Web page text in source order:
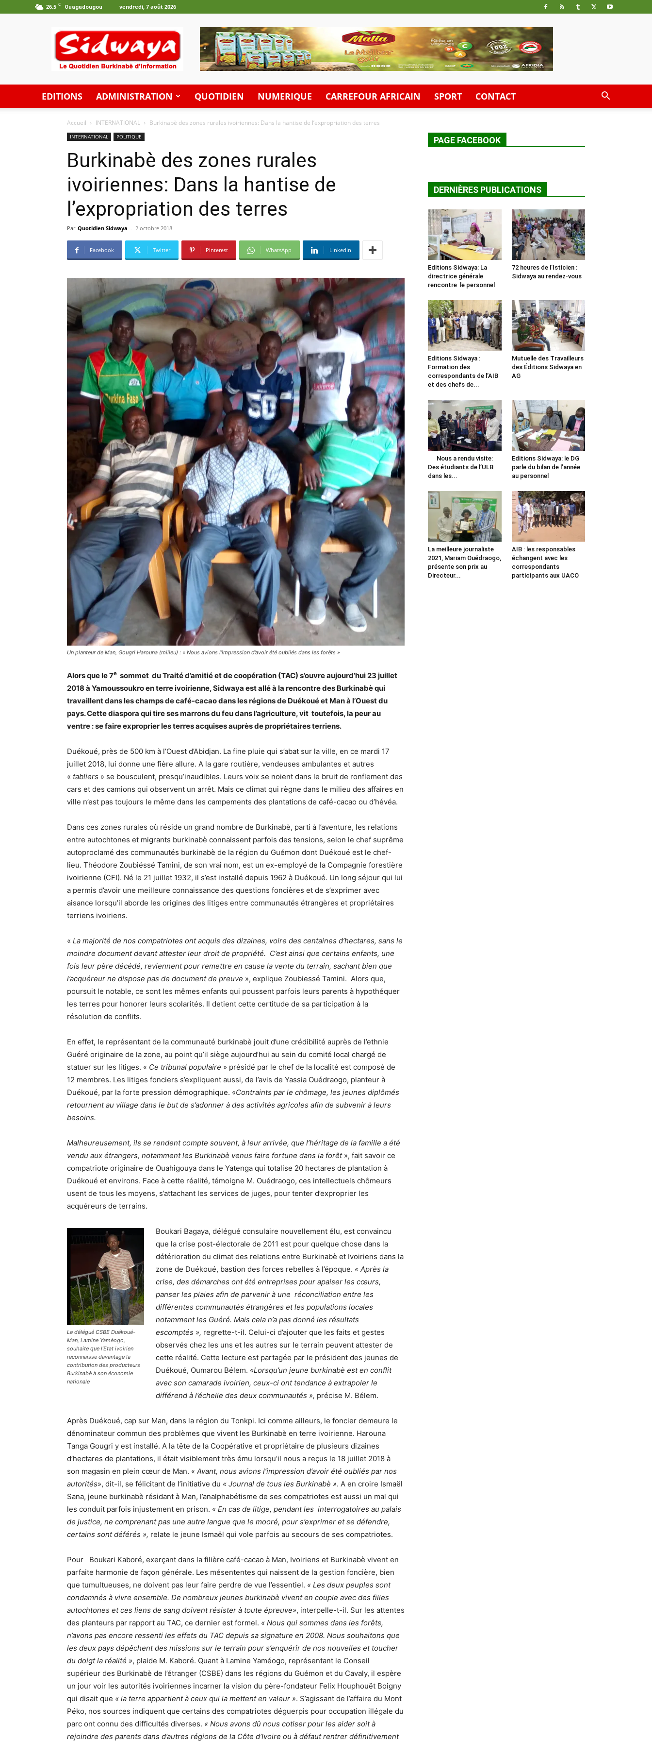
26.5 C Ouagadougou vendredi, 7 août 2026
Les
Editions
Sidwaya
EDITIONS ADMINISTRATION QUOTIDIEN NUMERIQUE CARREFOUR AFRICAIN SPORT CONTACT
Accueil INTERNATIONAL Burkinabè des zones rurales ivoiriennes: Dans la hantise de l’expropriation des terres
INTERNATIONAL POLITIQUE
Burkinabè des zones rurales
ivoiriennes: Dans la hantise de
l’expropriation des terres
Par Quotidien Sidwaya - 2 octobre 2018
Facebook Twitter Pinterest WhatsApp Linkedin
Un planteur de Man, Gougri Harouna (milieu) : « Nous avions l’impression d’avoir été oubliés dans les forêts »
Alors que le 7e sommet du Traité d’amitié et de coopération (TAC) s’ouvre aujourd’hui 23 juillet
2018 à Yamoussoukro en terre ivoirienne, Sidwaya est allé à la rencontre des Burkinabè qui
travaillent dans les champs de café-cacao dans les régions de Duékoué et Man à l’Ouest du
pays. Cette diaspora qui tire ses marrons du feu dans l’agriculture, vit toutefois, la peur au
ventre : se faire exproprier les terres acquises auprès de propriétaires terriens.
Duékoué, près de 500 km à l’Ouest d’Abidjan. La fine pluie qui s’abat sur la ville, en ce mardi 17
juillet 2018, lui donne une fière allure. A la gare routière, vendeuses ambulantes et autres
« tabliers » se bousculent, presqu’inaudibles. Leurs voix se noient dans le bruit de ronflement des
cars et des camions qui observent un arrêt. Mais ce climat qui règne dans le milieu des affaires en
ville n’est pas toujours le même dans les campements des plantations de café-cacao ou d’hévéa.
Dans ces zones rurales où réside un grand nombre de Burkinabè, parti à l’aventure, les relations
entre autochtones et migrants burkinabè connaissent parfois des tensions, selon le chef suprême
autoproclamé des communautés burkinabè de la région du Guémon dont Duékoué est le chef-
lieu. Théodore Zoubiéssé Tamini, de son vrai nom, est un ex-employé de la Compagnie forestière
ivoirienne (CFI). Né le 21 juillet 1932, il s’est installé depuis 1962 à Duékoué. Un long séjour qui lui
a permis d’avoir une meilleure connaissance des questions foncières et de s’exprimer avec
aisance lorsqu’il aborde les origines des litiges entre communautés étrangères et propriétaires
terriens ivoiriens.
« La majorité de nos compatriotes ont acquis des dizaines, voire des centaines d’hectares, sans le
moindre document devant attester leur droit de propriété. C’est ainsi que certains enfants, une
fois leur père décédé, reviennent pour remettre en cause la vente du terrain, sachant bien que
l’acquéreur ne dispose pas de document de preuve », explique Zoubiessé Tamini. Alors que,
poursuit le notable, ce sont les mêmes enfants qui poussent parfois leurs parents à hypothéquer
les terres pour honorer leurs scolarités. Il detient cette certitude de sa participation à la
résolution de conflits.
En effet, le représentant de la communauté burkinabè jouit d’une crédibilité auprès de l’ethnie
Guéré originaire de la zone, au point qu’il siège aujourd’hui au sein du comité local chargé de
statuer sur les litiges. « Ce tribunal populaire » présidé par le chef de la localité est composé de
12 membres. Les litiges fonciers s’expliquent aussi, de l’avis de Yassia Ouédraogo, planteur à
Duékoué, par la forte pression démographique. «Contraints par le chômage, les jeunes diplômés
retournent au village dans le but de s’adonner à des activités agricoles afin de subvenir à leurs
besoins.
Malheureusement, ils se rendent compte souvent, à leur arrivée, que l’héritage de la famille a été
vendu aux étrangers, notamment les Burkinabè venus faire fortune dans la forêt», fait savoir ce
compatriote originaire de Ouahigouya dans le Yatenga qui totalise 20 hectares de plantation à
Duékoué et environs. Face à cette réalité, témoigne M. Ouédraogo, ces intellectuels chômeurs
usent de tous les moyens, s’attachant les services de juges, pour tenter d’exproprier les
acquéreurs de terrains.
Le délégué CSBE Duékoué-
Man, Lamine Yaméogo,
souhaite que l’Etat ivoirien
reconnaisse davantage la
contribution des producteurs
Burkinabè à son économie
nationale
Boukari Bagaya, délégué consulaire nouvellement élu, est convaincu
que la crise post-électorale de 2011 est pour quelque chose dans la
détérioration du climat des relations entre Burkinabè et Ivoiriens dans la
zone de Duékoué, bastion des forces rebelles à l’époque. « Après la
crise, des démarches ont été entreprises pour apaiser les cœurs,
panser les plaies afin de parvenir à une réconciliation entre les
différentes communautés étrangères et les populations locales
notamment les Guéré. Mais cela n’a pas donné les résultats
escomptés », regrette-t-il. Celui-ci d’ajouter que les faits et gestes
observés chez les uns et les autres sur le terrain peuvent attester de
cette réalité. Cette lecture est partagée par le président des jeunes de
Duékoué, Oumarou Bélem. «Lorsqu’un jeune burkinabè est en conflit
avec son camarade ivoirien, ceux-ci ont tendance à extrapoler le
différend à l’échelle des deux communautés », précise M. Bélem.
Après Duékoué, cap sur Man, dans la région du Tonkpi. Ici comme ailleurs, le foncier demeure le
dénominateur commun des problèmes que vivent les Burkinabè en terre ivoirienne. Harouna
Tanga Gougri y est installé. A la tête de la Coopérative et propriétaire de plusieurs dizaines
d’hectares de plantations, il était visiblement très ému lorsqu’il nous a reçus le 18 juillet 2018 à
son magasin en plein cœur de Man. « Avant, nous avions l’impression d’avoir été oubliés par nos
autorités», dit-il, se félicitant de l’initiative du « Journal de tous les Burkinabè ». A en croire Ismaël
Sana, jeune burkinabè résidant à Man, l’analphabétisme de ses compatriotes est aussi un mal qui
les conduit parfois injustement en prison. « En cas de litige, pendant les interrogatoires au palais
de justice, ne comprenant pas une autre langue que le mooré, pour s’exprimer et se défendre,
certains sont déférés », relate le jeune Ismaël qui vole parfois au secours de ses compatriotes.
Pour
Boukari Kaboré, exerçant dans la filière café-cacao à Man, Ivoiriens et Burkinabè vivent en
parfaite harmonie de façon générale. Les mésententes qui naissent de la gestion foncière, bien
que tumultueuses, ne doivent pas leur faire perdre de vue l’essentiel. « Les deux peuples sont
condamnés à vivre ensemble. De nombreux jeunes burkinabè vivent en couple avec des filles
autochtones et ces liens de sang doivent résister à toute épreuve», interpelle-t-il. Sur les attentes
des planteurs par rapport au TAC, ce dernier est formel. « Nous qui sommes dans les forêts,
n’avons pas encore ressenti les effets du TAC depuis sa signature en 2008. Nous souhaitons que
les deux pays dépêchent des missions sur le terrain pour s’enquérir de nos nouvelles et toucher
du doigt la réalité », plaide M. Kaboré. Quant à Lamine Yaméogo, représentant le Conseil
supérieur des Burkinabè de l’étranger (CSBE) dans les régions du Guémon et du Cavaly, il espère
un jour voir les autorités ivoiriennes incarner la vision du père-fondateur Felix Houphouët Boigny
qui disait que « la terre appartient à ceux qui la mettent en valeur ». S’agissant de l’affaire du Mont
Péko, nos sources indiquent que certains des compatriotes déguerpis pour occupation illégale du
parc ont connu des difficultés diverses. « Nous avons dû nous cotiser pour les aider soit à
rejoindre des parents dans d’autres régions de la Côte d’Ivoire ou à défaut rentrer définitivement
PAGE FACEBOOK
DERNIÈRES PUBLICATIONS
Editions Sidwaya: La
directrice générale
rencontre le personnel
72 heures de l’Isticien :
Sidwaya au rendez-vous
Editions Sidwaya :
Formation des
correspondants de l’AIB
et des chefs de...
Mutuelle des Travailleurs
des Éditions Sidwaya en
AG
Nous a rendu visite:
Des étudiants de l’ULB
dans les...
Editions Sidwaya: le DG
parle du bilan de l’année
au personnel
La meilleure journaliste
2021, Mariam Ouédraogo,
présente son prix au
Directeur...
AIB : les responsables
échangent avec les
correspondants
participants aux UACO